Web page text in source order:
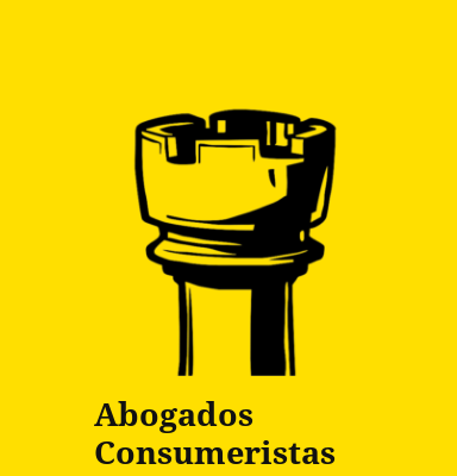
Abogados
Consumeristas